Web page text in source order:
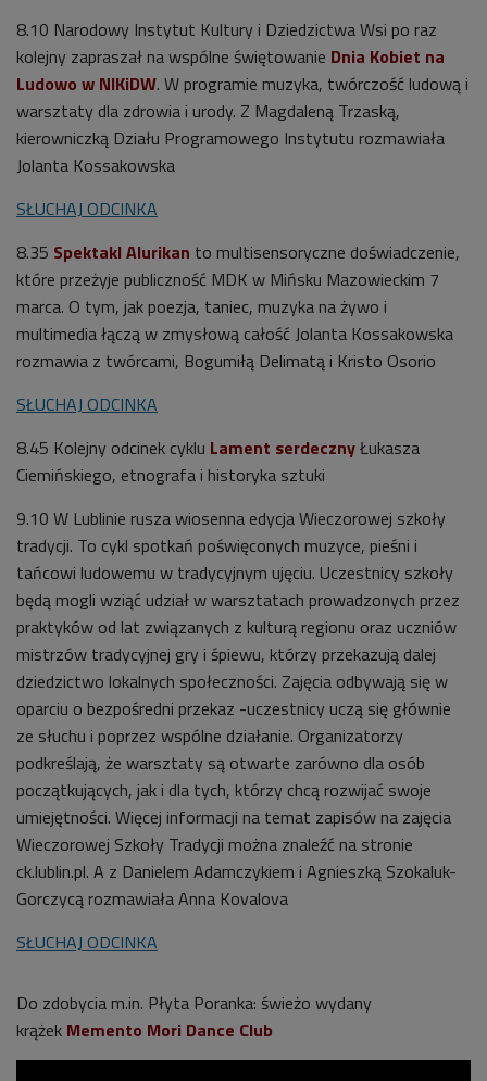
8.10 Narodowy Instytut Kultury i Dziedzictwa Wsi po raz
kolejny zapraszał na wspólne świętowanie Dnia Kobiet na
Ludowo w NIKiDW. W programie muzyka, twórczość ludową i
warsztaty dla zdrowia i urody. Z Magdaleną Trzaską,
kierowniczką Działu Programowego Instytutu rozmawiała
Jolanta Kossakowska
SŁUCHAJ ODCINKA
8.35 Spektakl Alurikan to multisensoryczne doświadczenie,
które przeżyje publiczność MDK w Mińsku Mazowieckim 7
marca. O tym, jak poezja, taniec, muzyka na żywo i
multimedia łączą w zmysłową całość Jolanta Kossakowska
rozmawia z twórcami, Bogumiłą Delimatą i Kristo Osorio
SŁUCHAJ ODCINKA
8.45 Kolejny odcinek cyklu Lament serdecznyŁukasza
Ciemińskiego, etnografa i historyka sztuki
9.10 W Lublinie rusza wiosenna edycja Wieczorowej szkoły
tradycji. To cykl spotkań poświęconych muzyce, pieśni i
tańcowi ludowemu w tradycyjnym ujęciu. Uczestnicy szkoły
będą mogli wziąć udział w warsztatach prowadzonych przez
praktyków od lat związanych z kulturą regionu oraz uczniów
mistrzów tradycyjnej gry i śpiewu, którzy przekazują dalej
dziedzictwo lokalnych społeczności. Zajęcia odbywają się w
oparciu o bezpośredni przekaz -uczestnicy uczą się głównie
ze słuchu i poprzez wspólne działanie. Organizatorzy
podkreślają, że warsztaty są otwarte zarówno dla osób
początkujących, jak i dla tych, którzy chcą rozwijać swoje
umiejętności. Więcej informacji na temat zapisów na zajęcia
Wieczorowej Szkoły Tradycji można znaleźć na stronie
ck.lublin.pl. A z Danielem Adamczykiem i Agnieszką Szokaluk-
Gorczycą rozmawiała Anna Kovalova
SŁUCHAJ ODCINKA
Do zdobycia m.in. Płyta Poranka: świeżo wydany
krążek Memento Mori Dance Club